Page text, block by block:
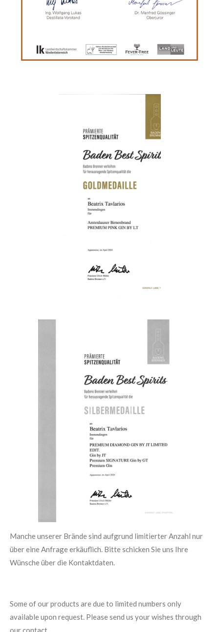
Manche unserer Brände sind aufgrund limitierter Anzahl nur
über eine Anfrage erkäuflich. Bitte schicken Sie uns Ihre
Wünsche über die Kontaktdaten.
Some of our products are due to limited numbers only
available upon request. Please send us your wishes through
our contact.